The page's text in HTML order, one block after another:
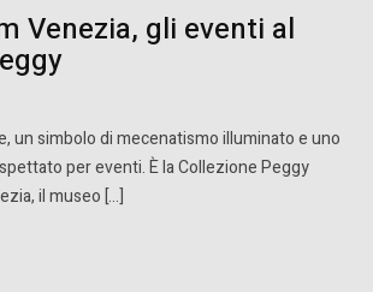
Venezia, gli eventi al
un simbolo di mecenatismo illuminato e uno
per eventi. È la Collezione Peggy
il museo […]